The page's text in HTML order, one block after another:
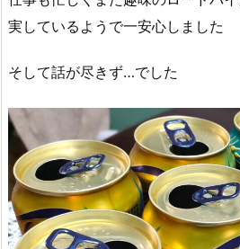
実しているようで一安心しました
そして話が尽きず…でした